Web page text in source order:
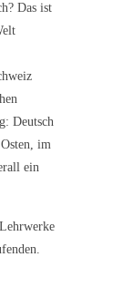
Das ist
Deutsch
im
ein